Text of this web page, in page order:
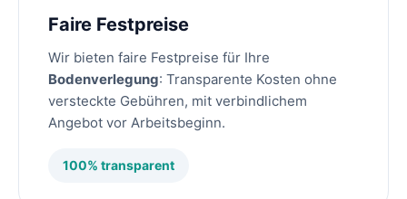
Faire Festpreise
Wir bieten faire Festpreise für Ihre
Bodenverlegung: Transparente Kosten ohne
versteckte Gebühren, mit verbindlichem
Angebot vor Arbeitsbeginn.
100% transparent